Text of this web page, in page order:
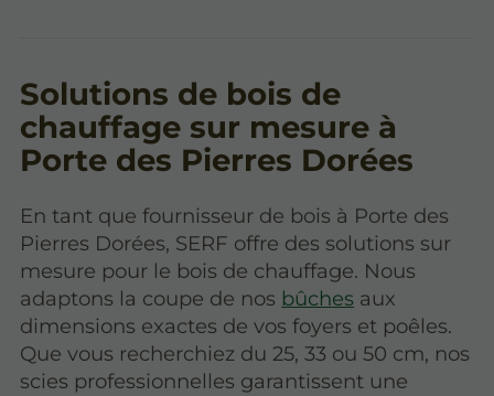
Solutions de bois de
chauffage sur mesure à
Porte des Pierres Dorées
En tant que fournisseur de bois à Porte des
Pierres Dorées, SERF offre des solutions sur
mesure pour le bois de chauffage. Nous
adaptons la coupe de nos bûches aux
dimensions exactes de vos foyers et poêles.
Que vous recherchiez du 25, 33 ou 50 cm, nos
scies professionnelles garantissent une